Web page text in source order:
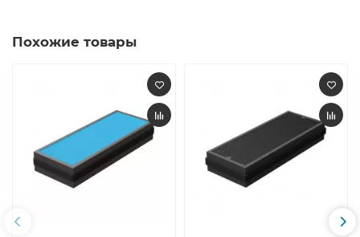
Похожие товары